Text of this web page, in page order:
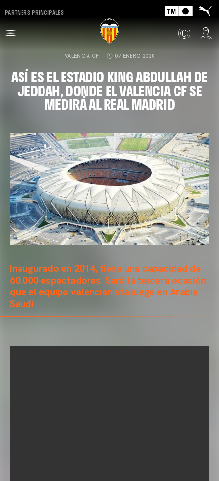
PARTNERS PRINCIPALES
VALENCIA CF 07 ENERO 2020
ASÍ ES EL ESTADIO KING ABDULLAH DE
JEDDAH, DONDE EL VALENCIA CF SE
MEDIRÁ AL REAL MADRID
Inaugurado en 2014, tiene una capacidad de
60.000 espectadores. Será la tercera ocasión
que el equipo valencianista juega en Arabia
Saudí